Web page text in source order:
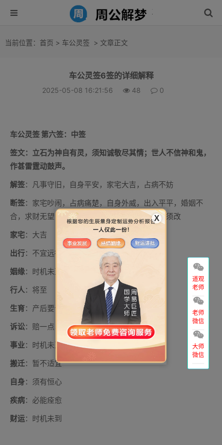
当前位置： 首页 > 车公灵签 > 文章正文
车公灵签6签的详细解释
2025-05-08 16:21:56 48 0
车公灵签 第六签：中签
签文：立石为神自有灵，须知诚敬尽其情；世人不信神和鬼，
作甚雷霆动鼓声。
解签：凡事守旧，自身平安，家宅大吉，占病不妨
断签：家宅吵闹，占病痛楚，自身外威，出入平平，婚姻不
合，求财无望，有外表无内涵，有人面无佛心，须改
家宅：大吉
出行：不宜远行
姻缘：时机未至
行人：将至
生育：产后要调理
诉讼：赔一点以得和解
事业：时机未至
搬迁：暂不适宜
自身：须有恒心
疾病：必能痊愈
财运：时机未到
道观
老师
老师
微信
大师
微信
X